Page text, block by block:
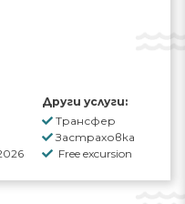
Други услуги:
Трансфер
Застраховка
Free excursion